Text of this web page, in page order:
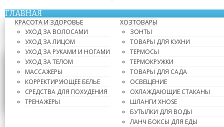
ГЛАВНАЯ
КРАСОТА И ЗДОРОВЬЕ
УХОД ЗА ВОЛОСАМИ
УХОД ЗА ЛИЦОМ
УХОД ЗА РУКАМИ И НОГАМИ
УХОД ЗА ТЕЛОМ
МАССАЖЕРЫ
КОРРЕКТИРУЮЩЕЕ БЕЛЬЕ
СРЕДСТВА ДЛЯ ПОХУДЕНИЯ
ТРЕНАЖЕРЫ
ХОЗТОВАРЫ
ЗОНТЫ
ТОВАРЫ ДЛЯ КУХНИ
ТЕРМОСЫ
ТЕРМОКРУЖКИ
ТОВАРЫ ДЛЯ САДА
ОСВЕЩЕНИЕ
ОХЛАЖДАЮЩИЕ СТАКАНЫ
ШЛАНГИ XHOSE
БУТЫЛКИ ДЛЯ ВОДЫ
ЛАНЧ БОКСЫ ДЛЯ ЕДЫ